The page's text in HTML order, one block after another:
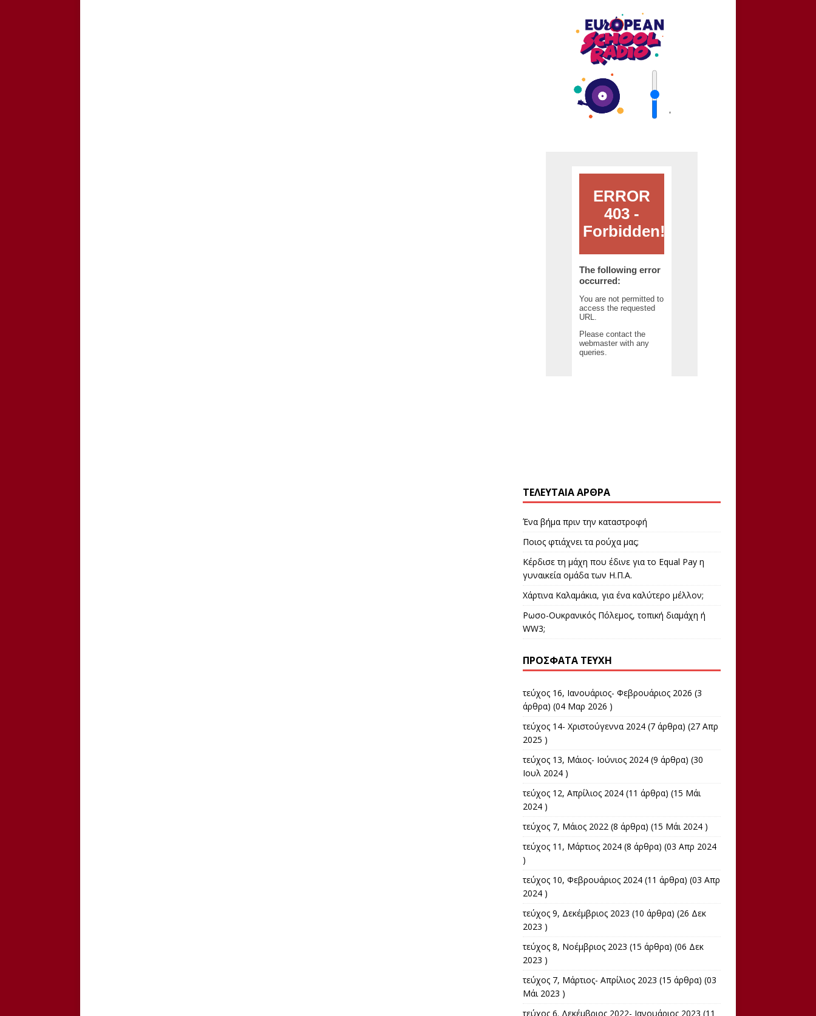
'
ΤΕΛΕΥΤΑΊΑ ΆΡΘΡΑ
Ένα βήμα πριν την καταστροφή
Ποιος φτιάχνει τα ρούχα μας;
Κέρδισε τη μάχη που έδινε για το Equal Pay η
γυναικεία ομάδα των Η.Π.Α.
Χάρτινα Καλαμάκια, για ένα καλύτερο μέλλον;
Ρωσο-Ουκρανικός Πόλεμος, τοπική διαμάχη ή
WW3;
ΠΡΌΣΦΑΤΑ ΤΕΎΧΗ
τεύχος 16, Ιανουάριος- Φεβρουάριος 2026 (3
άρθρα) (04 Μαρ 2026 )
τεύχος 14- Χριστούγεννα 2024(7 άρθρα) (27 Απρ
2025 )
τεύχος 13, Μάιος- Ιούνιος 2024(9 άρθρα) (30
Ιουλ 2024 )
τεύχος 12, Απρίλιος 2024(11 άρθρα) (15 Μάι
2024 )
τεύχος 7, Μάιος 2022(8 άρθρα) (15 Μάι 2024 )
τεύχος 11, Μάρτιος 2024(8 άρθρα) (03 Απρ 2024
)
τεύχος 10, Φεβρουάριος 2024(11 άρθρα) (03 Απρ
2024 )
τεύχος 9, Δεκέμβριος 2023 (10 άρθρα) (26 Δεκ
2023 )
τεύχος 8, Νοέμβριος 2023 (15 άρθρα) (06 Δεκ
2023 )
τεύχος 7, Μάρτιος- Απρίλιος 2023 (15 άρθρα) (03
Μάι 2023 )
τεύχος 6. Δεκέμβριος 2022- Ιανουάριος 2023 (11